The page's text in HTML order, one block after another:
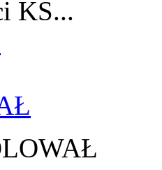
KS...